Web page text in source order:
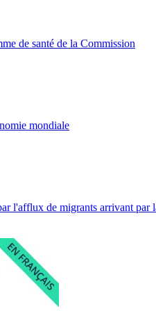
de santé de la Commission
mondiale
l'afflux de migrants arrivant par